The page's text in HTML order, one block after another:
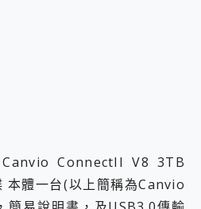
ConnectII V8 3TB
本體一台(以上簡稱為Canvio